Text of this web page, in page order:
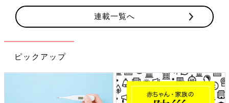
あります。
連載一覧へ
ピックアップ